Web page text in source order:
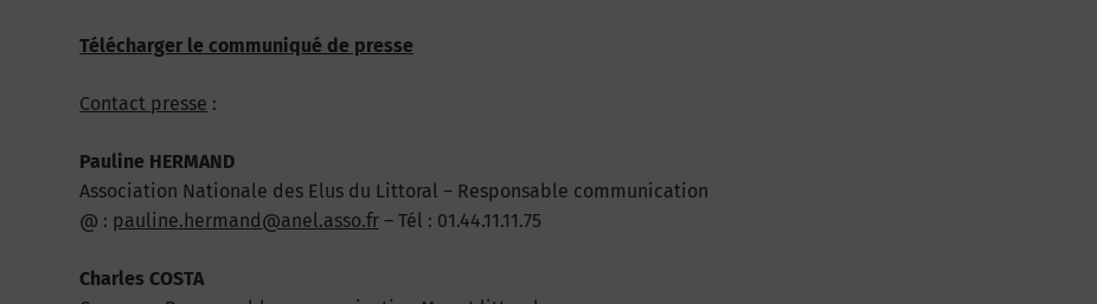
Télécharger le communiqué de presse
Contact presse :
Pauline HERMAND
Association Nationale des Elus du Littoral – Responsable communication
@ : pauline.hermand@anel.asso.fr – Tél : 01.44.11.11.75
Charles COSTA